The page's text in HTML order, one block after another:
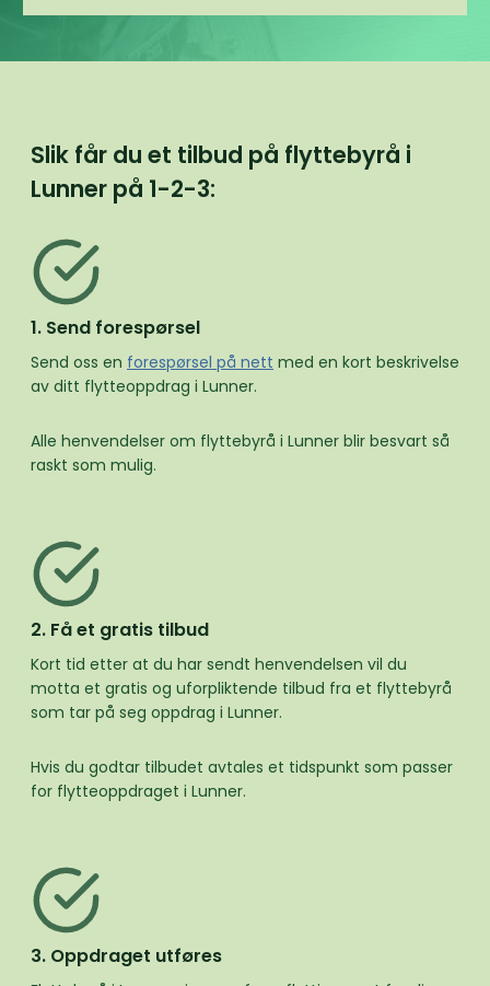
Slik får du et tilbud på flyttebyrå i
Lunner på 1-2-3:
1. Send forespørsel
Send oss en forespørsel på nett med en kort beskrivelse
av ditt flytteoppdrag i Lunner.
Alle henvendelser om flyttebyrå i Lunner blir besvart så
raskt som mulig.
2. Få et gratis tilbud
Kort tid etter at du har sendt henvendelsen vil du
motta et gratis og uforpliktende tilbud fra et flyttebyrå
som tar på seg oppdrag i Lunner.
Hvis du godtar tilbudet avtales et tidspunkt som passer
for flytteoppdraget i Lunner.
3. Oppdraget utføres